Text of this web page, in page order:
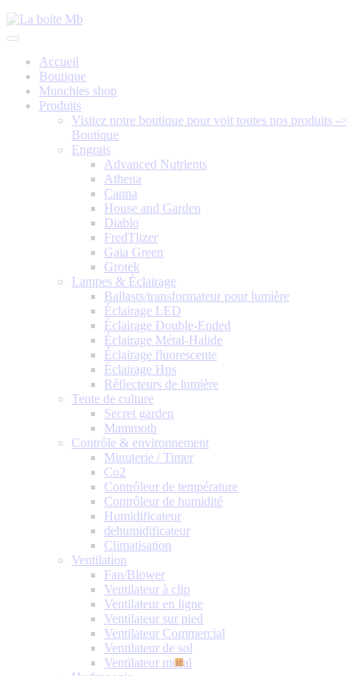
Accueil
Boutique
Munchies shop
Produits
Visitez notre boutique pour voit toutes nos produits ->
Boutique
Engrais
Advanced Nutrients
Athena
Canna
House and Garden
Diablo
FredTlizer
Gaia Green
Grotek
Lampes & Éclairage
Ballasts/transformateur pour lumière
Éclairage LED
Éclairage Double-Ended
Éclairage Métal-Halide
Éclairage fluorescente
Éclairage Hps
Réflecteurs de lumière
Tente de culture
Secret garden
Mammoth
Contrôle & environnement
Minuterie / Timer
Co2
Contrôleur de température
Contrôleur de humidité
Humidificateur
dehumidificateur
Climatisation
Ventilation
Fan/Blower
Ventilateur à clip
Ventilateur en ligne
Ventilateur sur pied
Ventilateur Commercial
Ventilateur de sol
Ventilateur mural